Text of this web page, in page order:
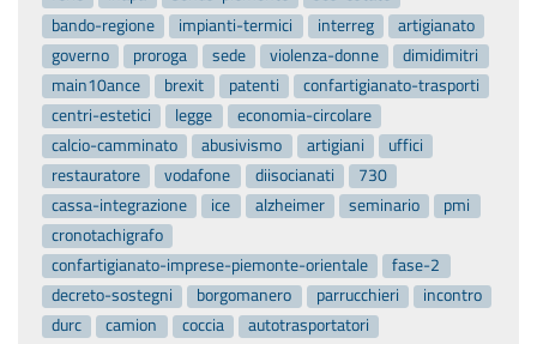
bando-regione
impianti-termici interreg
artigianato
governo
proroga sede violenza-donne
dimidimitri
main10ance
brexit patenti
confartigianato-trasporti
centri-estetici
legge
economia-circolare
calcio-camminato
abusivismo artigiani
uffici
restauratore
vodafone diisocianati
730
cassa-integrazione
ice alzheimer seminario
pmi
cronotachigrafo
confartigianato-imprese-piemonte-orientale
fase-2
decreto-sostegni
borgomanero parrucchieri
incontro
durc
camion coccia
autotrasportatori